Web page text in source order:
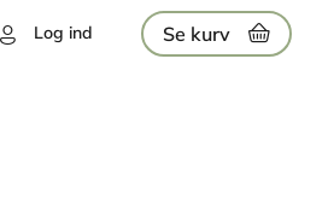
Log ind Se kurv